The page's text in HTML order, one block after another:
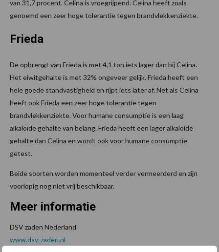
van 31,7 procent. Celina is vroegrijpend. Celina heeft zoals
genoemd een zeer hoge tolerantie tegen brandvlekkenziekte.
Frieda
De opbrengt van Frieda is met 4,1 ton iets lager dan bij Celina.
Het eiwitgehalte is met 32% ongeveer gelijk. Frieda heeft een
hele goede standvastigheid en rijpt iets later af. Net als Celina
heeft ook Frieda een zeer hoge tolerantie tegen
brandvlekkenziekte. Voor humane consumptie is een laag
alkaloïde gehalte van belang. Frieda heeft een lager alkaloide
gehalte dan Celina en wordt ook voor humane consumptie
getest.
Beide soorten worden momenteel verder vermeerderd en zijn
voorlopig nog niet vrij beschikbaar.
Meer informatie
DSV zaden Nederland
www.dsv-zaden.nl